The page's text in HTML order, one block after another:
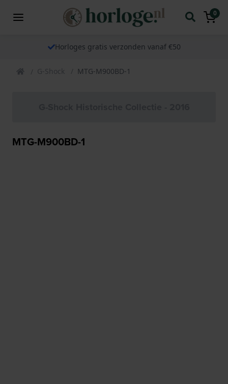
0
Horloges gratis verzonden vanaf €50
G-Shock MTG-M900BD-1
MTG-M900BD-1